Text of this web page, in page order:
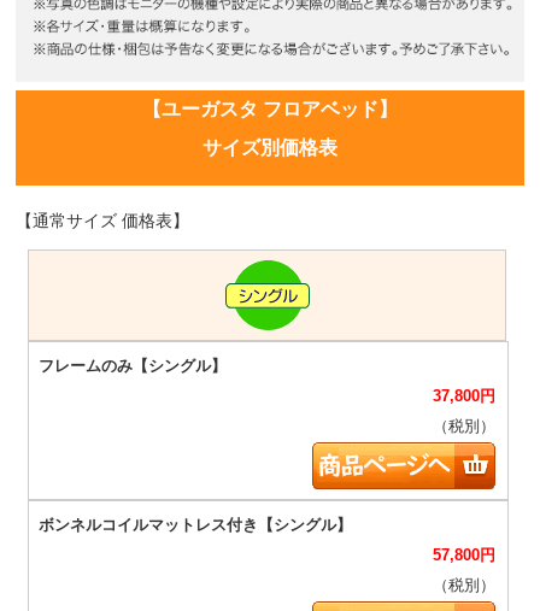
【ユーガスタ フロアベッド】
サイズ別価格表
【通常サイズ 価格表】
37,800円
（税別）
57,800円
（税別）